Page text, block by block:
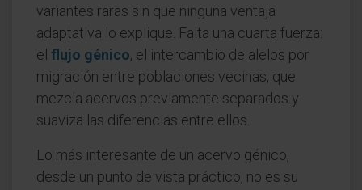
variantes raras sin que ninguna ventaja
adaptativa lo explique. Falta una cuarta fuerza:
el flujo génico, el intercambio de alelos por
migración entre poblaciones vecinas, que
mezcla acervos previamente separados y
suaviza las diferencias entre ellos.
Lo más interesante de un acervo génico,
desde un punto de vista práctico, no es su